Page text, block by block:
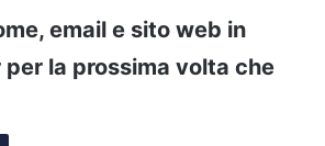
email e sito web in
la prossima volta che